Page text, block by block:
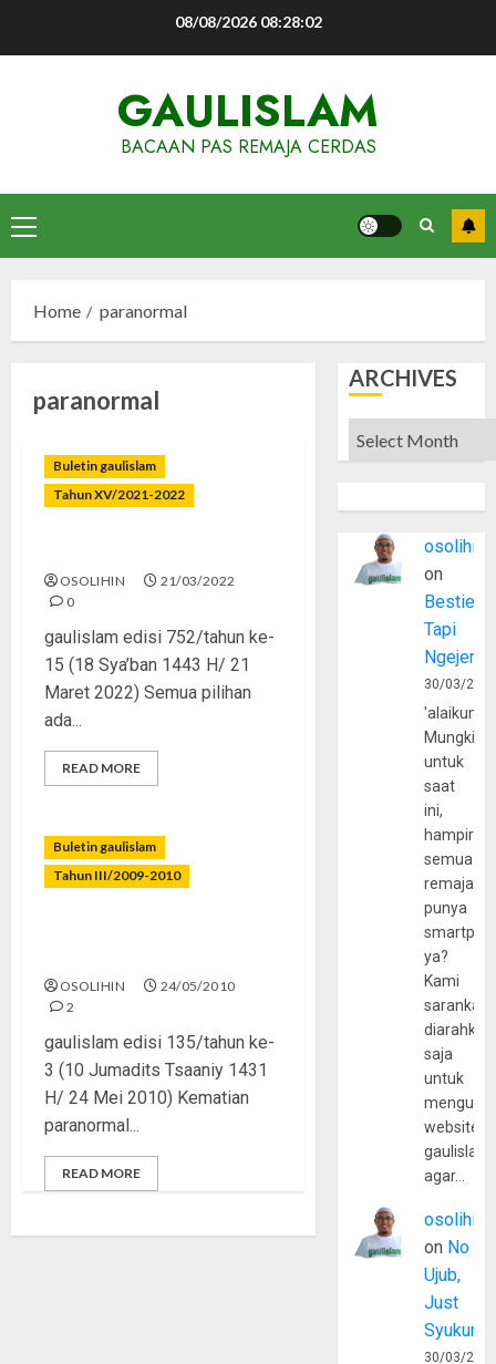
08/08/2026 08:28:02
GAULISLAM
BACAAN PAS REMAJA CERDAS
Primary
Menu
Home paranormal
paranormal
Buletin gaulislam
Tahun XV/2021-2022
OSOLIHIN
21/03/2022
0
gaulislam edisi 752/tahun ke-
15 (18 Sya’ban 1443 H/ 21
Maret 2022) Semua pilihan
ada...
READ MORE
Buletin gaulislam
Tahun III/2009-2010
OSOLIHIN
24/05/2010
2
gaulislam edisi 135/tahun ke-
3 (10 Jumadits Tsaaniy 1431
H/ 24 Mei 2010) Kematian
paranormal...
READ MORE
ARCHIVES
Archives
osolihin
on
Bestie
Tapi
30/03/
Mungkin
untuk
saat
ini,
hampir
semua
remaja
punya
ya?
Kami
sarankan,
diarahkan
saja
untuk
website
agar…
osolihin
on No
Ujub,
Just
Syukur
30/03/